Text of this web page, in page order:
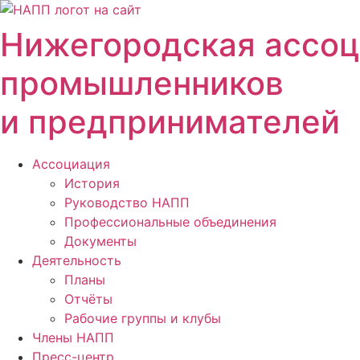
Перейти
содержимому
Нижегородская
промышленников
и предпринимателей
Ассоциация
История
Руководство НАПП
Профессиональные объединения
Документы
Деятельность
Планы
Отчёты
Рабочие группы и клубы
Члены НАПП
Пресс-центр